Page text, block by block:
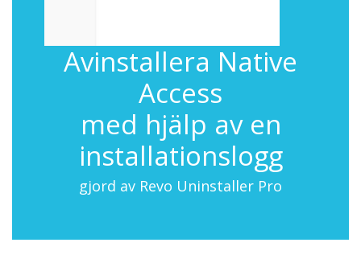
Avinstallera Native
Access
med hjälp av en
installationslogg
gjord av Revo Uninstaller Pro